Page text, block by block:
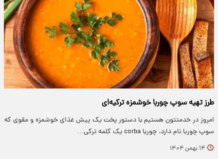
طرز تهیه سوپ چوربا خوشمزه ترکیه‌ای
امروز در خدمتتون هستیم با دستور پخت یک پیش غذای خوشمزه و مقوی که
سوپ چوربا نام دارد. چوربا corba یک کلمه ترکی…
۱۴ بهمن ۱۴۰۴